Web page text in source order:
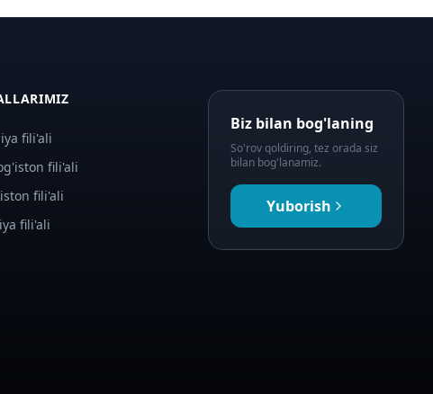
fili'ali
fili'ali
fili'ali
fili'ali
Biz bilan bog'laning
So'rov qoldiring, tez orada siz
bilan bog'lanamiz.
Yuborish